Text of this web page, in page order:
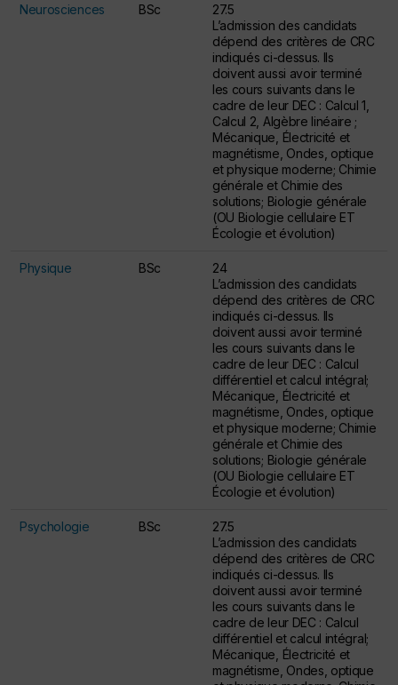
Neurosciences BSc
27.5
L’admission des candidats
dépend des critères de CRC
indiqués ci-dessus. Ils
doivent aussi avoir terminé
les cours suivants dans le
cadre de leur DEC : Calcul 1,
Calcul 2, Algèbre linéaire ;
Mécanique, Électricité et
magnétisme, Ondes, optique
et physique moderne; Chimie
générale et Chimie des
solutions; Biologie générale
(OU Biologie cellulaire ET
Écologie et évolution)
Physique BSc
24
L’admission des candidats
dépend des critères de CRC
indiqués ci-dessus. Ils
doivent aussi avoir terminé
les cours suivants dans le
cadre de leur DEC : Calcul
différentiel et calcul intégral;
Mécanique, Électricité et
magnétisme, Ondes, optique
et physique moderne; Chimie
générale et Chimie des
solutions; Biologie générale
(OU Biologie cellulaire ET
Écologie et évolution)
Psychologie BSc
27.5
L’admission des candidats
dépend des critères de CRC
indiqués ci-dessus. Ils
doivent aussi avoir terminé
les cours suivants dans le
cadre de leur DEC : Calcul
différentiel et calcul intégral;
Mécanique, Électricité et
magnétisme, Ondes, optique